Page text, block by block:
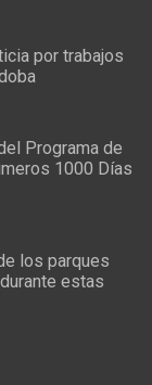
por trabajos
Programa de
1000 Días
los parques
estas